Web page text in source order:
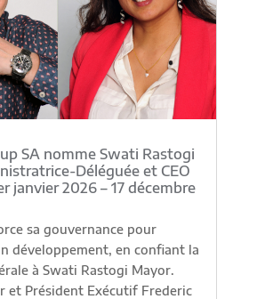
SA nomme Swati Rastogi
Déléguée et CEO
janvier 2026 – 17 décembre
sa gouvernance pour
développement, en confiant la
à Swati Rastogi Mayor.
et Président Exécutif Frederic